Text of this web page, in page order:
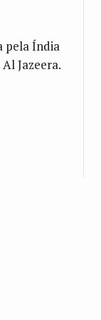
pela Índia
Jazeera.